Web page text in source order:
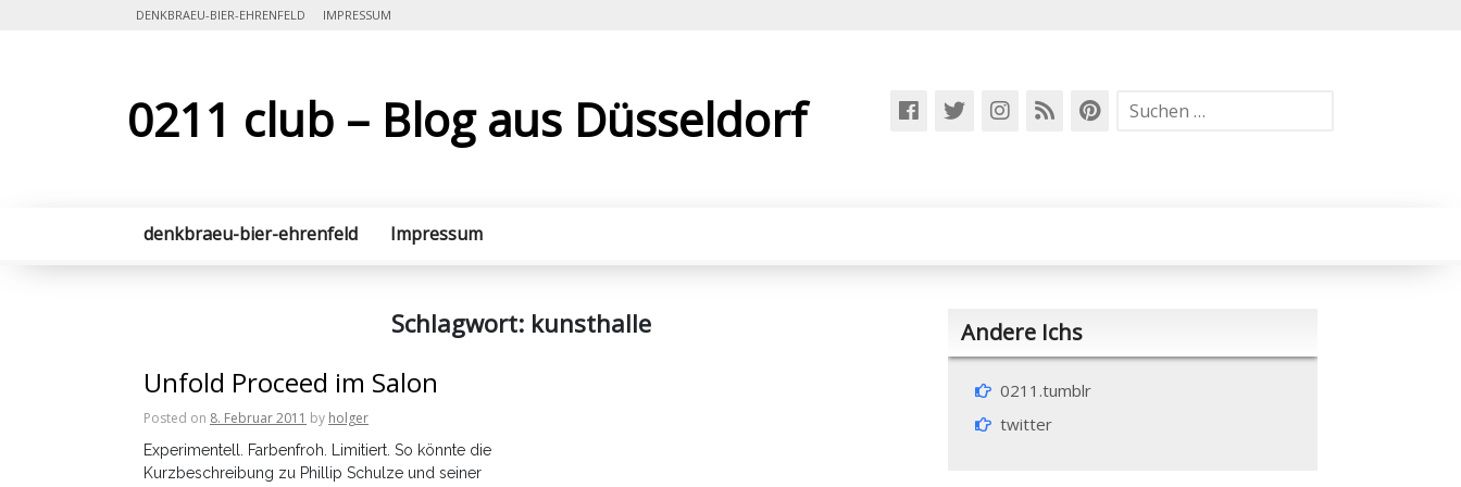
DENKBRAEU-BIER-EHRENFELD IMPRESSUM
0211 club – Blog aus Düsseldorf
Suchen
denkbraeu-bier-ehrenfeld Impressum
Schlagwort: kunsthalle
Unfold Proceed im Salon
Posted on 8. Februar 2011 by holger
Experimentell. Farbenfroh. Limitiert. So könnte die
Kurzbeschreibung zu Phillip Schulze und seiner
Andere Ichs
0211.tumblr
twitter